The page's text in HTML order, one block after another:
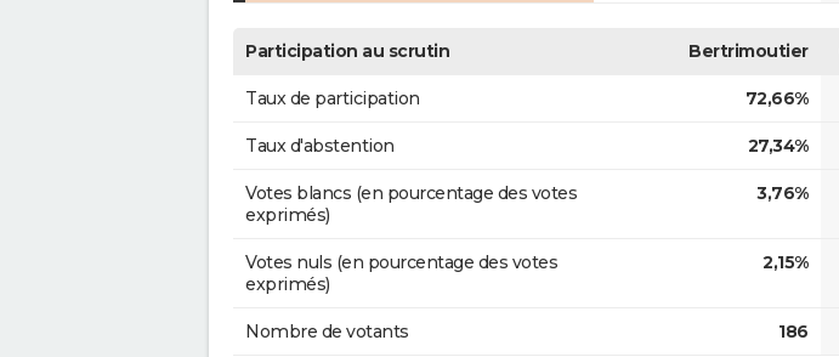
Participation au scrutin Bertrimoutier
Taux de participation 72,66%
Taux d'abstention 27,34%
Votes blancs (en pourcentage des votes
exprimés)
3,76%
Votes nuls (en pourcentage des votes
exprimés)
2,15%
Nombre de votants 186